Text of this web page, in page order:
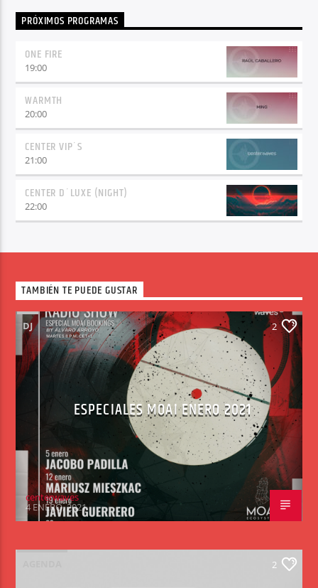
PRÓXIMOS PROGRAMAS
ONE FIRE
19:00
WARMTH
20:00
CENTER VIP´S
21:00
CENTER D´LUXE (NIGHT)
22:00
TAMBIÉN TE PUEDE GUSTAR
DJ 2
ESPECIALES MOAI ENERO 2021
centerwaves
4 ENERO, 2021
2